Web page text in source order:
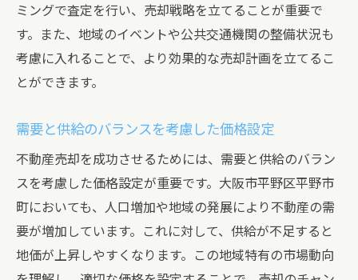
ミングで査定を行い、売却戦略を立てることが重要で
す。また、地域のイベントや公共交通機関の整備状況も
考慮に入れることで、より効果的な売却計画を立てるこ
とができます。
需要と供給のバランスを考慮した価格設定
不動産売却を成功させるためには、需要と供給のバラン
スを考慮した価格設定が重要です。大阪市平野区平野市
町においても、人口増加や地域の発展により不動産の需
要が増加しています。これに対して、供給が不足すると
地価が上昇しやすくなります。この地域特有の市場動向